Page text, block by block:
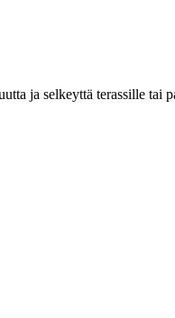
ja selkeyttä terassille tai